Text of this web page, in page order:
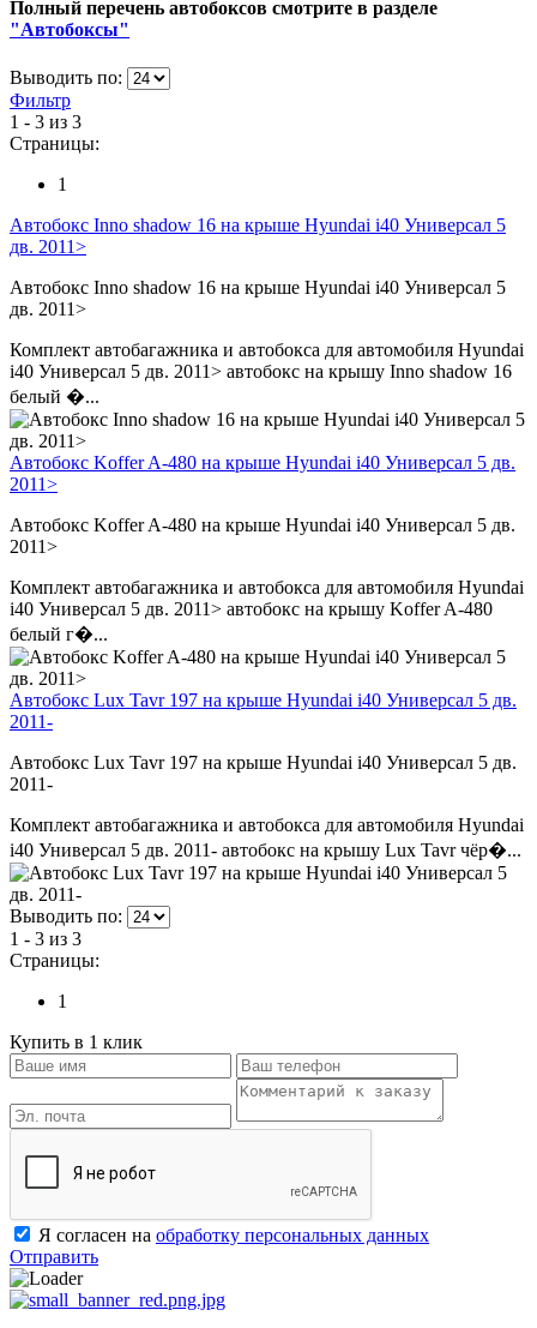
Полный перечень автобоксов смотрите в разделе
"Автобоксы"
Выводить по:
Фильтр
1 - 3 из 3
Страницы:
1
Автобокс Inno shadow 16 на крыше Hyundai i40 Универсал 5
дв. 2011>
Автобокс Inno shadow 16 на крыше Hyundai i40 Универсал 5
дв. 2011>
Комплект автобагажника и автобокса для автомобиля Hyundai
i40 Универсал 5 дв. 2011> автобокс на крышу Inno shadow 16
белый �...
Автобокс Koffer A-480 на крыше Hyundai i40 Универсал 5 дв.
2011>
Автобокс Koffer A-480 на крыше Hyundai i40 Универсал 5 дв.
2011>
Комплект автобагажника и автобокса для автомобиля Hyundai
i40 Универсал 5 дв. 2011> автобокс на крышу Koffer A-480
белый г�...
Автобокс Lux Tavr 197 на крыше Hyundai i40 Универсал 5 дв.
2011-
Автобокс Lux Tavr 197 на крыше Hyundai i40 Универсал 5 дв.
2011-
Комплект автобагажника и автобокса для автомобиля Hyundai
i40 Универсал 5 дв. 2011- автобокс на крышу Lux Tavr чёр�...
Выводить по:
1 - 3 из 3
Страницы:
1
Купить в 1 клик
Я согласен на обработку персональных данных
Отправить